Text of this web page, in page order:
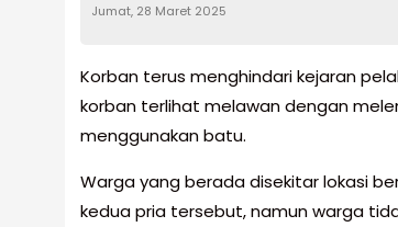
Jumat, 28 Maret 2025
Korban terus menghindari kejaran
korban terlihat melawan dengan
menggunakan batu.
Warga yang berada disekitar lokasi
kedua pria tersebut, namun warga